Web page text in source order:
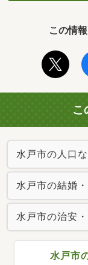
この情
こ
水戸市の人口
水戸市の結婚
水戸市の治安
水戸市